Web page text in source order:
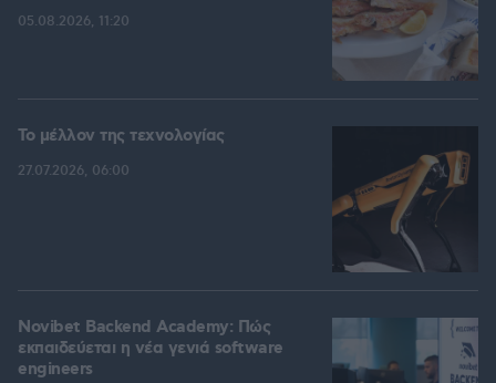
05.08.2026, 11:20
Το μέλλον της τεχνολογίας
27.07.2026, 06:00
Novibet Backend Academy: Πώς
εκπαιδεύεται η νέα γενιά software
engineers